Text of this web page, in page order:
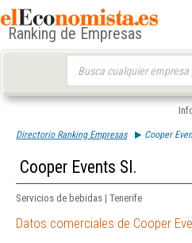
Ranking de Empresas
Directorio Ranking Empresas Cooper
Cooper Events Sl.
Servicios de bebidas | Tenerife
Datos comerciales de Cooper